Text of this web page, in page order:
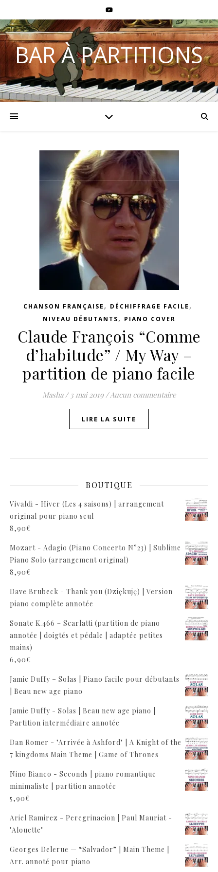
BAR À PARTITIONS
CHANSON FRANÇAISE , DÉCHIFFRAGE FACILE ,
NIVEAU DÉBUTANTS, PIANO COVER
Claude François “Comme
d’habitude” / My Way –
partition de piano facile
Masha / 3 mai 2019 /Aucun commentaire
LIRE LA SUITE
BOUTIQUE
Vivaldi - Hiver (Les 4 saisons) | arrangement
original pour piano seul
8,90€
Mozart - Adagio (Piano Concerto N°23) | Sublime
Piano Solo (arrangement original)
8,90€
Dave Brubeck - Thank you (Dziękuję) | Version
piano complète annotée
Sonate K.466 – Scarlatti (partition de piano
annotée | doigtés et pédale | adaptée petites
mains)
6,90€
Jamie Duffy – Solas | Piano facile pour débutants
| Beau new age piano
Jamie Duffy - Solas | Beau new age piano |
Partition intermédiaire annotée
Dan Romer - "Arrivée à Ashford" | A Knight of the
7 kingdoms Main Theme | Game of Thrones
Nino Bianco - Seconds | piano romantique
minimaliste | partition annotée
5,90€
Ariel Ramirez - Peregrinacion | Paul Mauriat -
"Alouette"
Georges Delerue — “Salvador” | Main Theme |
Arr. annoté pour piano